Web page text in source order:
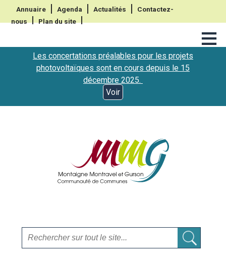
Annuaire Agenda Actualités
Contactez-
nous
Plan du site ≡
Les concertations préalables pour les projets
photovoltaïques sont en cours depuis le 15
décembre 2025.
Voir